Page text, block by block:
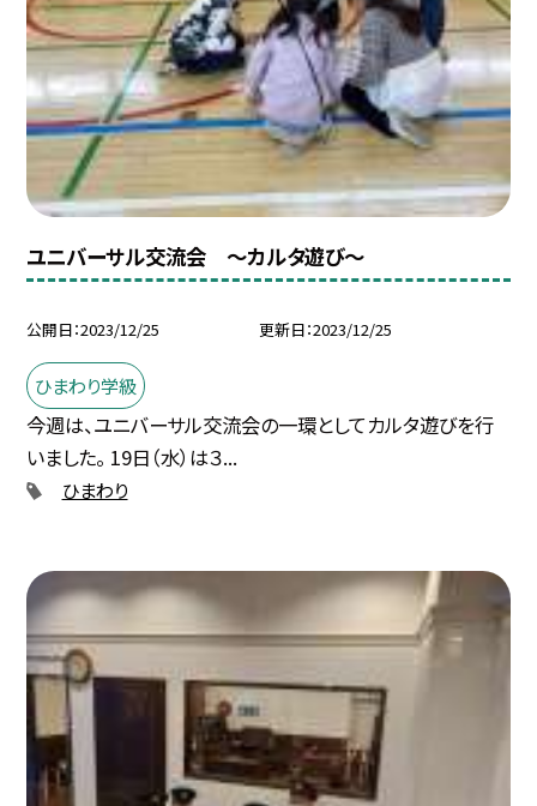
ユニバーサル交流会 〜カルタ遊び〜
公開日 2023/12/25 更新日 2023/12/25
ひまわり学級
今週は、ユニバーサル交流会の一環としてカルタ遊びを行
いました。 19日（水）は３...
ひまわり